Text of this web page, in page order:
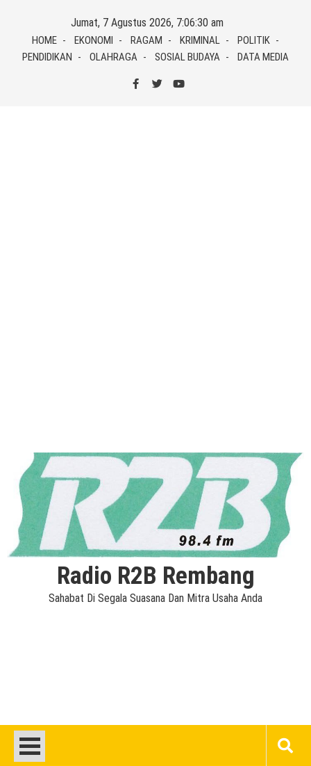
content
Jumat, 7 Agustus 2026, 7:06:30 am
HOME EKONOMI RAGAM KRIMINAL
POLITIK
PENDIDIKAN
OLAHRAGA SOSIAL BUDAYA DATA MEDIA
Radio R2B Rembang
Sahabat Di Segala Suasana Dan Mitra Usaha Anda